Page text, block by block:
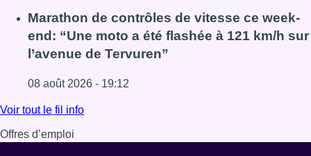
Lire l'article Au Moeraske, Bart Hanssens recense des
Marathon de contrôles de vitesse ce week-
end: “Une moto a été flashée à 121 km/h sur
l’avenue de Tervuren”
08 août 2026 - 19:12
Lire l'article Marathon de contrôles de vitesse ce week-
Voir tout le fil info
Offres d’emploi